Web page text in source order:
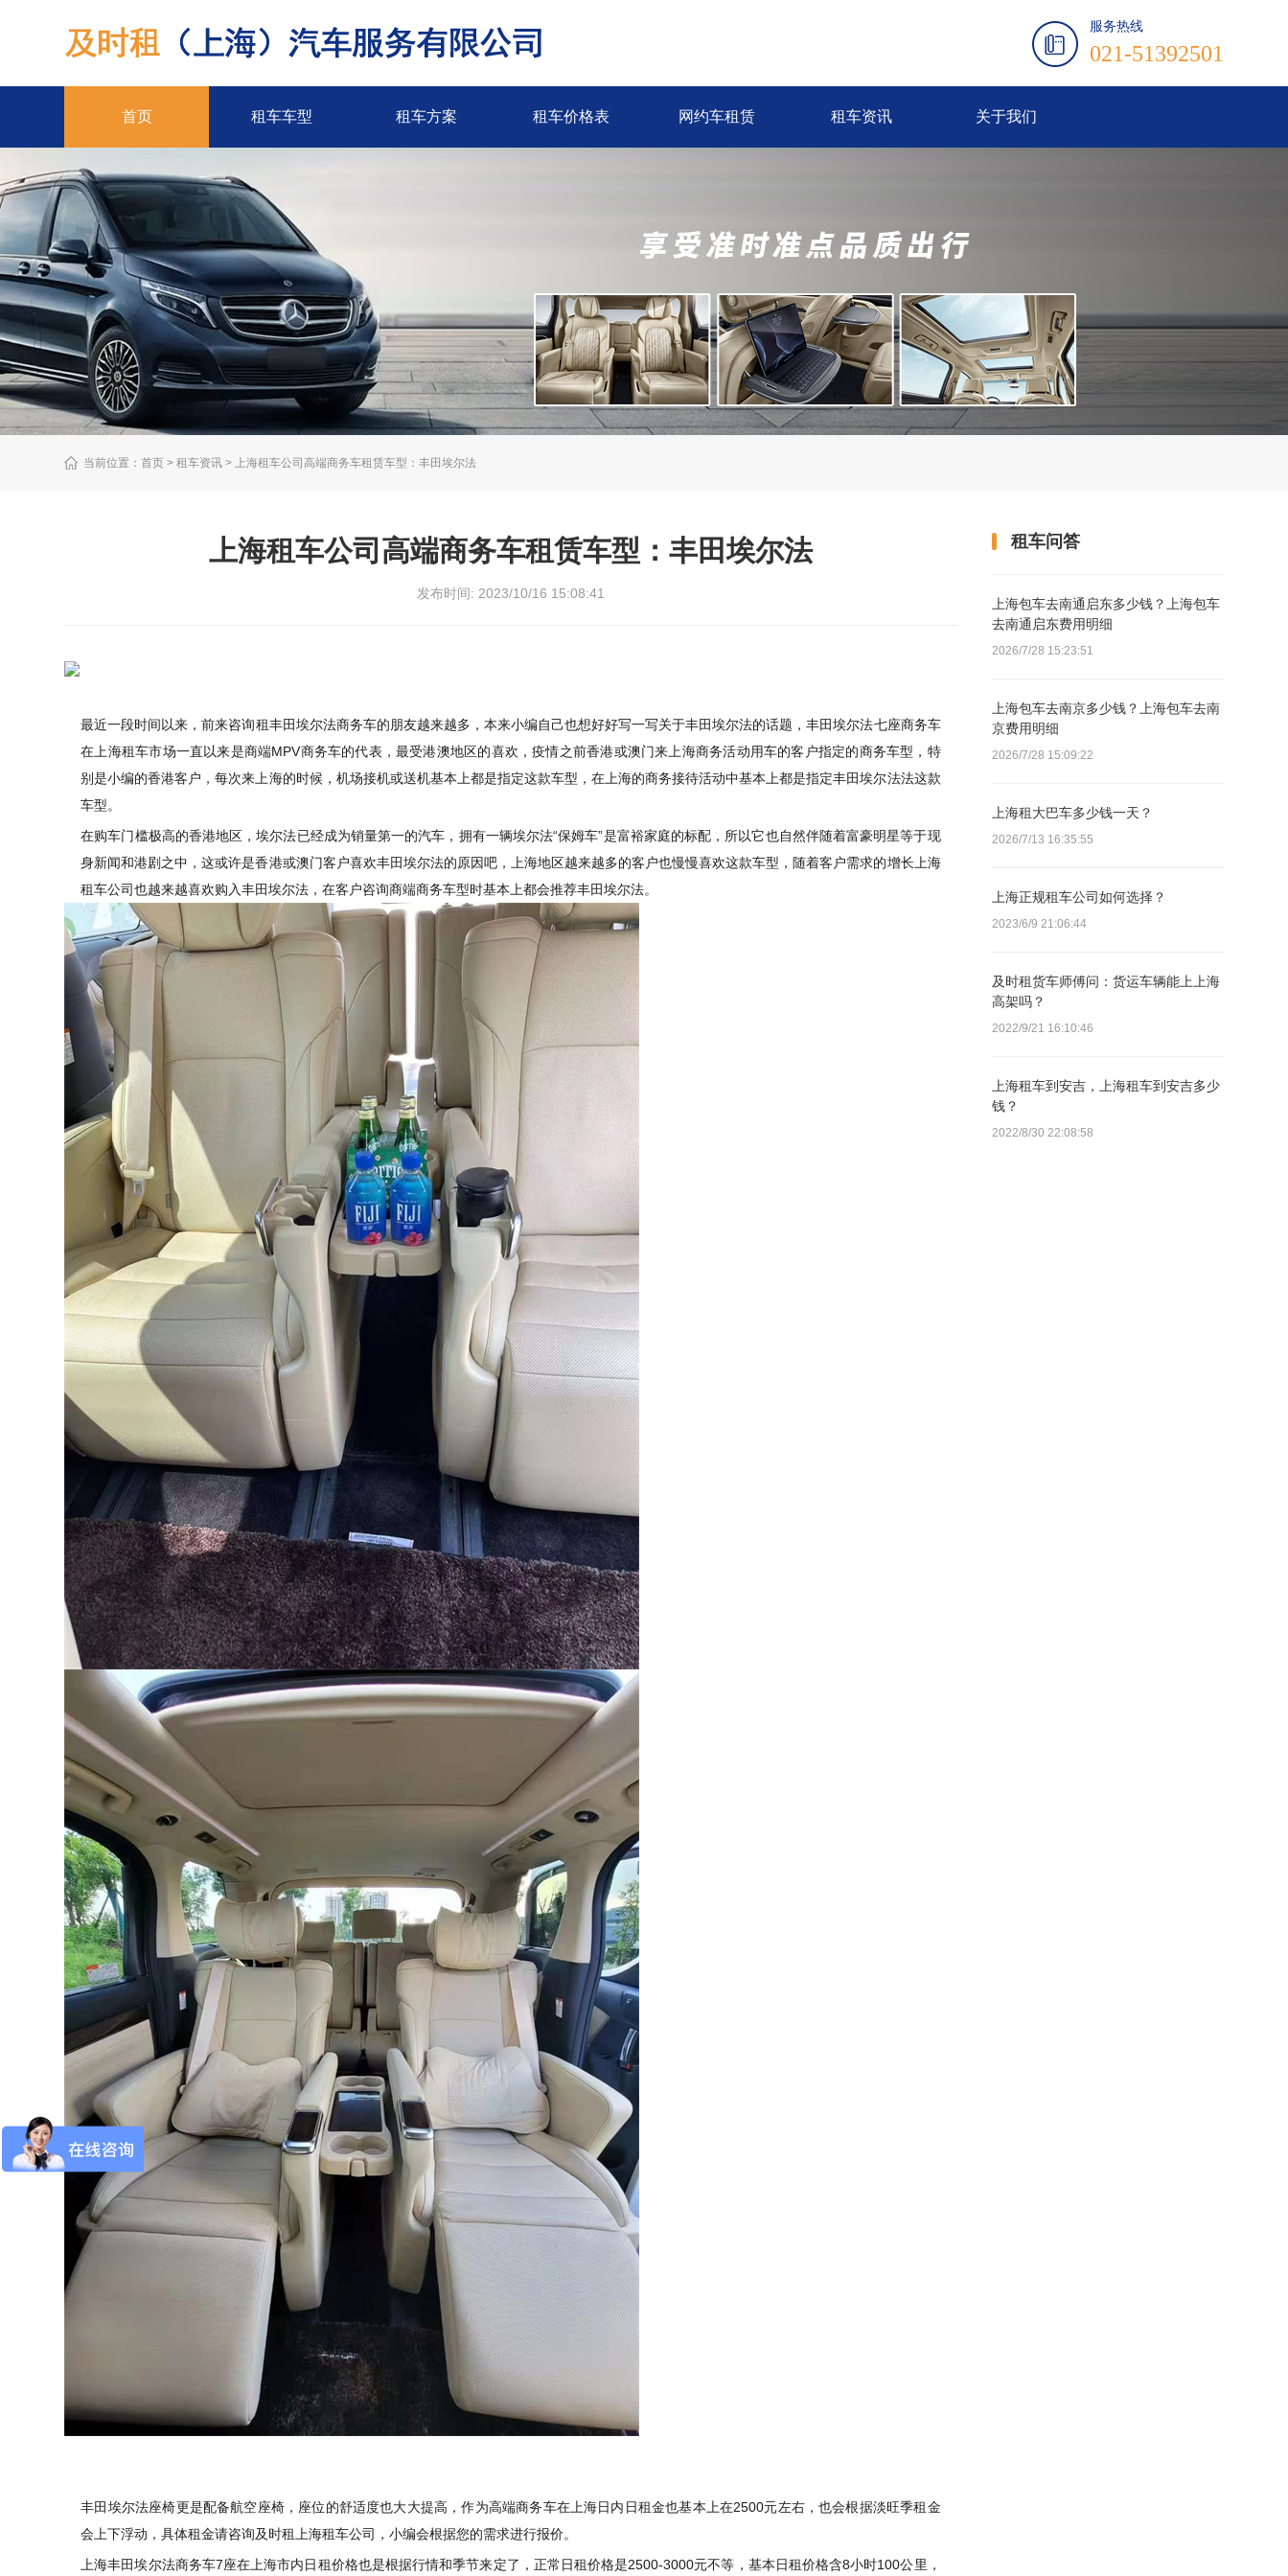
服务热线
021-51392501
首页 租车车型 租车方案 租车价格表 网约车租赁 租车资讯 关于我们
当前位置：首页 > 租车资讯 > 上海租车公司高端商务车租赁车型：丰田埃尔法
上海租车公司高端商务车租赁车型：丰田埃尔法
发布时间: 2023/10/16 15:08:41
最近一段时间以来，前来咨询租丰田埃尔法商务车的朋友越来越多，本来小编自己也想好好写一写关于丰田埃尔法的话题，丰田埃尔法七座商务车
在上海租车市场一直以来是商端MPV商务车的代表，最受港澳地区的喜欢，疫情之前香港或澳门来上海商务活动用车的客户指定的商务车型，特
别是小编的香港客户，每次来上海的时候，机场接机或送机基本上都是指定这款车型，在上海的商务接待活动中基本上都是指定丰田埃尔法法这款
车型。
在购车门槛极高的香港地区，埃尔法已经成为销量第一的汽车，拥有一辆埃尔法“保姆车”是富裕家庭的标配，所以它也自然伴随着富豪明星等于现
身新闻和港剧之中，这或许是香港或澳门客户喜欢丰田埃尔法的原因吧，上海地区越来越多的客户也慢慢喜欢这款车型，随着客户需求的增长上海
租车公司也越来越喜欢购入丰田埃尔法，在客户咨询商端商务车型时基本上都会推荐丰田埃尔法。
丰田埃尔法座椅更是配备航空座椅，座位的舒适度也大大提高，作为高端商务车在上海日内日租金也基本上在2500元左右，也会根据淡旺季租金
会上下浮动，具体租金请咨询及时租上海租车公司，小编会根据您的需求进行报价。
上海丰田埃尔法商务车7座在上海市内日租价格也是根据行情和季节来定了，正常日租价格是2500-3000元不等，基本日租价格含8小时100公里，
租车问答
上海包车去南通启东多少钱？上海包车
去南通启东费用明细
2026/7/28 15:23:51
上海包车去南京多少钱？上海包车去南
京费用明细
2026/7/28 15:09:22
上海租大巴车多少钱一天？
2026/7/13 16:35:55
上海正规租车公司如何选择？
2023/6/9 21:06:44
及时租货车师傅问：货运车辆能上上海
高架吗？
2022/9/21 16:10:46
上海租车到安吉，上海租车到安吉多少
钱？
2022/8/30 22:08:58